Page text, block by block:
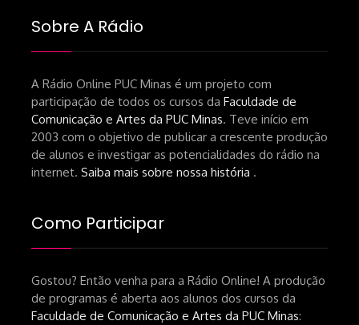
Sobre A Rádio
A Rádio Online PUC Minas é um projeto com
participação de todos os cursos da Faculdade de
Comunicação e Artes da PUC Minas. Teve início em
2003 com o objetivo de publicar a crescente produção
de alunos e investigar as potencialidades do rádio na
internet. Saiba mais sobre nossa história .
Como Participar
Gostou? Então venha para a Rádio Online! A produção
de programas é aberta aos alunos dos cursos da
Faculdade de Comunicação e Artes da PUC Minas: